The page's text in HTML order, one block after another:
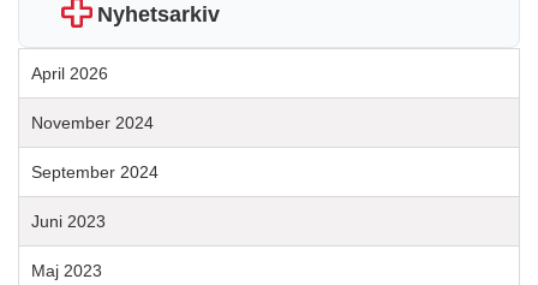
Nyhetsarkiv
April 2026
November 2024
September 2024
Juni 2023
Maj 2023